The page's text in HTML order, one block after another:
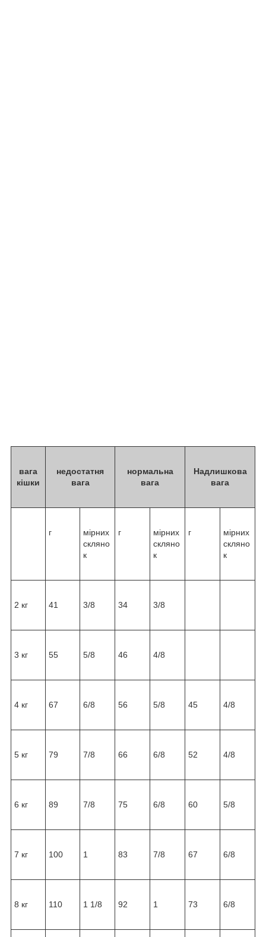
вага
кішки
недостатня
вага
нормальна
вага
Надлишкова
вага
г
мірних
скляно
к
г
мірних
скляно
к
г
мірних
скляно
к
2 кг 41 3/8 34 3/8
3 кг 55 5/8 46 4/8
4 кг 67 6/8 56 5/8 45 4/8
5 кг 79 7/8 66 6/8 52 4/8
6 кг 89 7/8 75 6/8 60 5/8
7 кг 100 1 83 7/8 67 6/8
8 кг 110 1 1/8 92 1 73 6/8